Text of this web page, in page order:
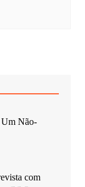
Não-
com